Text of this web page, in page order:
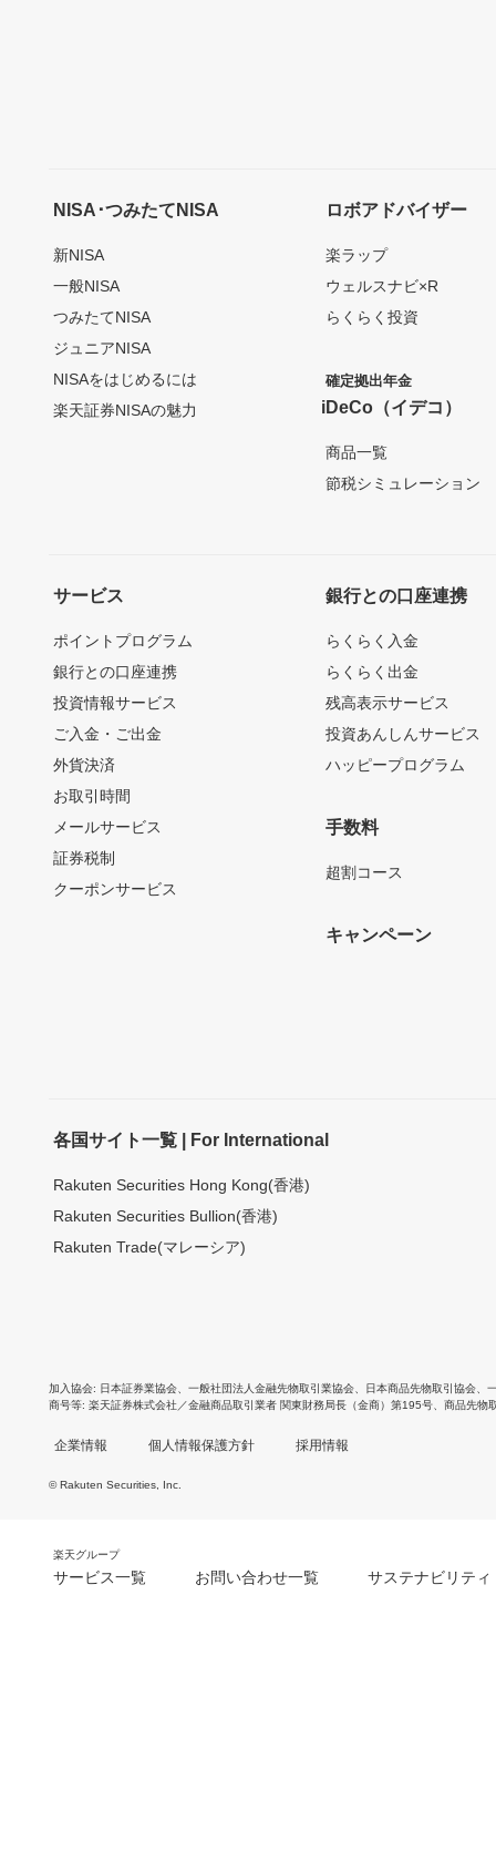
NISA･つみたてNISA
新NISA
一般NISA
つみたてNISA
ジュニアNISA
NISAをはじめるには
楽天証券NISAの魅力
ロボアドバイザー
楽ラップ
ウェルスナビ×R
らくらく投資
確定拠出年金
iDeCo（イデコ）
商品一覧
節税シミュレーション
サービス
ポイントプログラム
銀行との口座連携
投資情報サービス
ご入金・ご出金
外貨決済
お取引時間
メールサービス
証券税制
クーポンサービス
銀行との口座連携
らくらく入金
らくらく出金
残高表示サービス
投資あんしんサービス
ハッピープログラム
手数料
超割コース
キャンペーン
各国サイト一覧 | For International
Rakuten Securities Hong Kong(香港)
Rakuten Securities Bullion(香港)
Rakuten Trade(マレーシア)
加入協会 日本証券業協会 一般社団法人金融先物取引業協会 日本商品先物取引協会
商号等 楽天証券株式会社／金融商品取引業者 関東財務局長（金商）第195号、商品先物
企業情報 個人情報保護方針 採用情報
© Rakuten Securities, Inc.
楽天グループ
サービス一覧 お問い合わせ一覧 サステナビリティ